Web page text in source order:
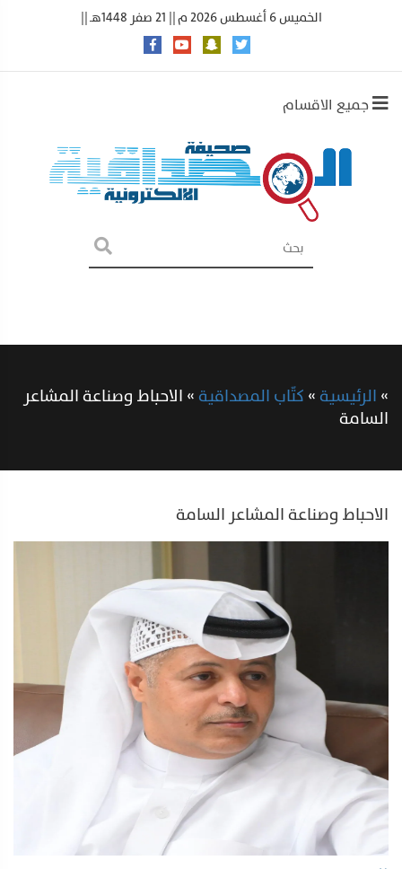
الخميس 6 أغسطس 2026 م || 21 صفر 1448هـ ||
جميع الاقسام
»الرئيسية»كتّاب المصداقية»الاحباط وصناعة المشاعر
السامة
الاحباط وصناعة المشاعر السامة